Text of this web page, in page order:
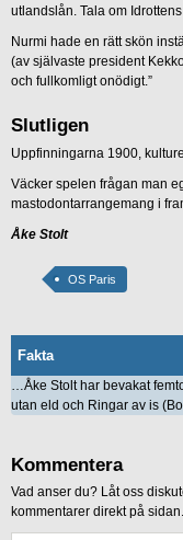
utlandslån. Tala om Idrottens
Nurmi hade en rätt skön
(av självaste president
och fullkomligt onödigt.”
Slutligen
Uppfinningarna 1900,
Väcker spelen frågan man
mastodontarrangemang i
Åke Stolt
OS Paris
Fakta
…Åke Stolt har bevakat
utan eld och Ringar av is
Kommentera
Vad anser du? Låt oss
kommentarer direkt på sidan.